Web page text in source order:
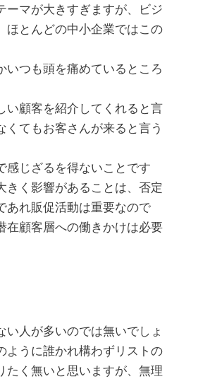
ーマが大きすぎますが、ビジ
ほとんどの中小企業ではこの
つも頭を痛めているところ
い顧客を紹介してくれると言
てもお客さんが来ると言う
感じざるを得ないことです
く影響があることは、否定
あれ販促活動は重要なので
在顧客層への働きかけは必要
人が多いのでは無いでしょ
ように誰かれ構わずリストの
たく無いと思いますが、無理